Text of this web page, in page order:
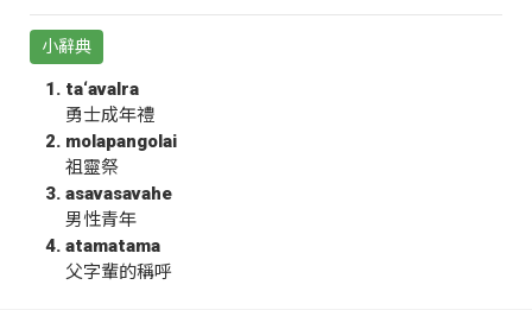
小辭典
ta‘avalra
勇士成年禮
molapangolai
祖靈祭
asavasavahe
男性青年
atamatama
父字輩的稱呼